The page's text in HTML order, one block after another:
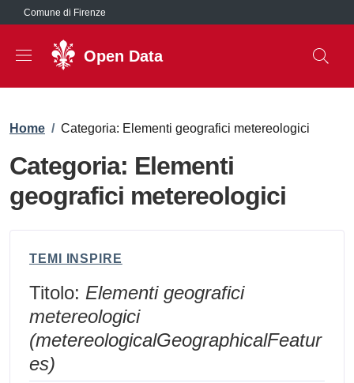
Salta al contenuto principale
Comune di Firenze
Open Data
Briciole di pane
Home / Categoria: Elementi geografici metereologici
Categoria: Elementi
geografici metereologici
TEMI INSPIRE
Titolo: Elementi geografici
metereologici
(metereologicalGeographicalFeatur
es)